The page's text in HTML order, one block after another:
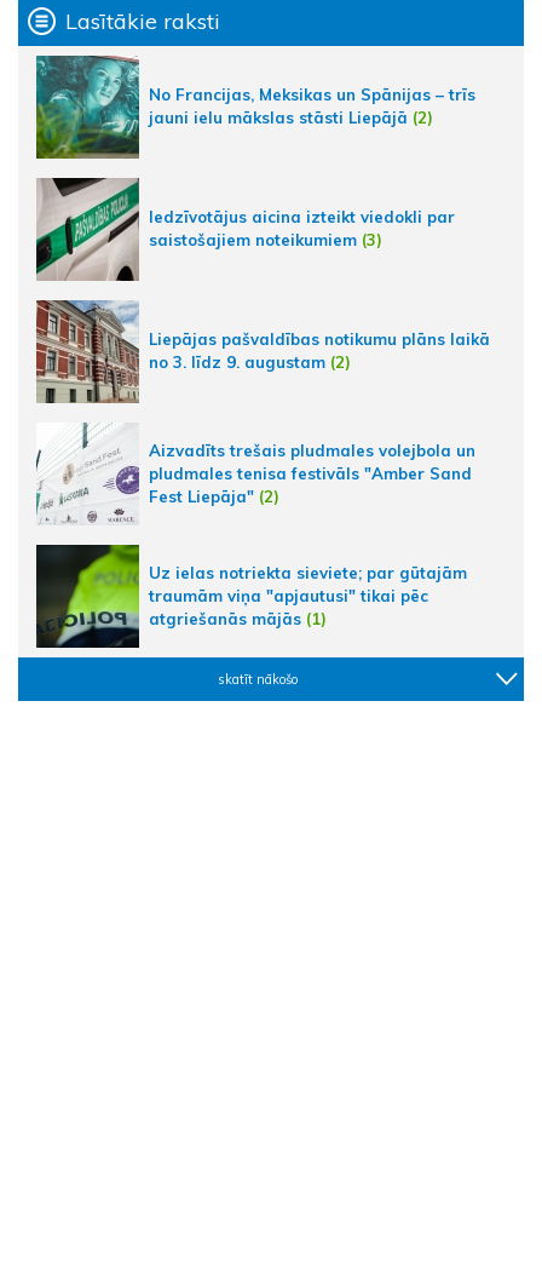
Lasītākie raksti
No Francijas, Meksikas un Spānijas – trīs
jauni ielu mākslas stāsti Liepājā (2)
Iedzīvotājus aicina izteikt viedokli par
saistošajiem noteikumiem (3)
Liepājas pašvaldības notikumu plāns laikā
no 3. līdz 9. augustam (2)
Aizvadīts trešais pludmales volejbola un
pludmales tenisa festivāls "Amber Sand
Fest Liepāja" (2)
Uz ielas notriekta sieviete; par gūtajām
traumām viņa "apjautusi" tikai pēc
atgriešanās mājās (1)
skatīt nākošo